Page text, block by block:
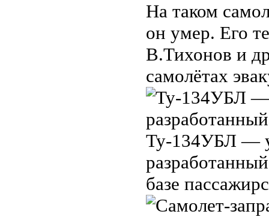
На таком
он умер. Его
В.Тихонов и
самолётах
Ту-134УБЛ —
базе